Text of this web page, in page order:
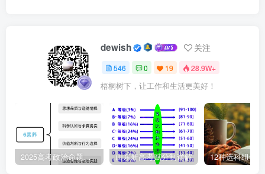
dewish 关注
546 0 19 28.9W+
梧桐树下，让工作和生活更美好！
2025高考政治命题纲要解读 山东新高考赋分制详解 12种选科组合